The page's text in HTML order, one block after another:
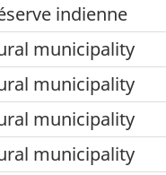
indienne
municipality
municipality
municipality
municipality